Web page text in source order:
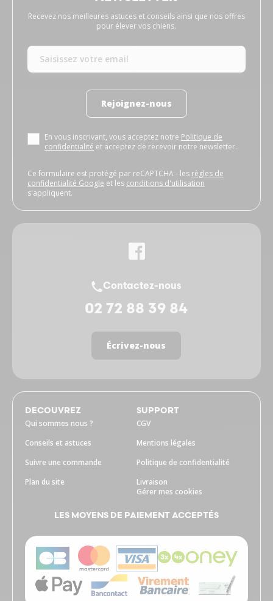
Recevez nos meilleures astuces et conseils ainsi que nos offres
pour élever vos chiens.
Rejoignez-nous
En vous inscrivant, vous acceptez notre Politique de
confidentialité et acceptez de recevoir notre newsletter.
Ce formulaire est protégé par reCAPTCHA - les règles de
confidentialité Google et les conditions d'utilisation
s'appliquent.
Contactez-nous
02 72 88 39 84
Écrivez-nous
DECOUVREZ
Qui sommes nous ?
Conseils et astuces
Suivre une commande
Plan du site
SUPPORT
CGV
Mentions légales
Politique de confidentialité
Livraison
Gérer mes cookies
LES MOYENS DE PAIEMENT ACCEPTÉS